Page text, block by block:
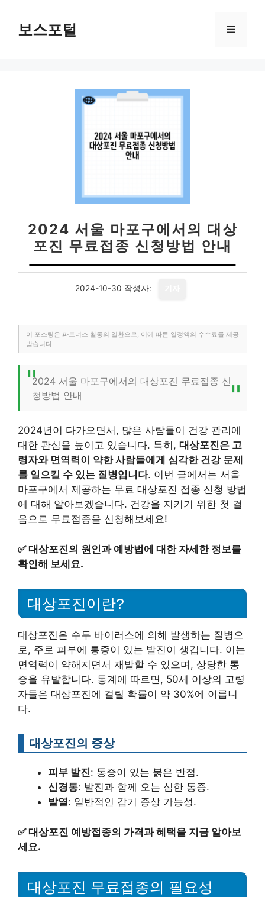
보스포털 메
2024 서울 마포구에서의 대상
포진 무료접종 신청방법 안내
2024-10-30 작성자:
이 포스팅은 파트너스 활동의 일환으로, 이에 따른 일정액의 수수료를 제공
받습니다.
2024 서울 마포구에서의 대상포진 무료접종 신
청방법 안내
2024년이 다가오면서, 많은 사람들이 건강 관리에
대한 관심을 높이고 있습니다. 특히, 대상포진은 고
령자와 면역력이 약한 사람들에게 심각한 건강 문제
를 일으킬 수 있는 질병입니다. 이번 글에서는 서울
마포구에서 제공하는 무료 대상포진 접종 신청 방법
에 대해 알아보겠습니다. 건강을 지키기 위한 첫 걸
음으로 무료접종을 신청해보세요!
✅대상포진의 원인과 예방법에 대한 자세한 정보를
확인해 보세요.
대상포진이란?
대상포진은 수두 바이러스에 의해 발생하는 질병으
로, 주로 피부에 통증이 있는 발진이 생깁니다. 이는
면역력이 약해지면서 재발할 수 있으며, 상당한 통
증을 유발합니다. 통계에 따르면, 50세 이상의 고령
자들은 대상포진에 걸릴 확률이 약 30%에 이릅니
다.
대상포진의 증상
피부 발진: 통증이 있는 붉은 반점.
신경통: 발진과 함께 오는 심한 통증.
발열: 일반적인 감기 증상 가능성.
✅대상포진 예방접종의 가격과 혜택을 지금 알아보
세요.
대상포진 무료접종의 필요성